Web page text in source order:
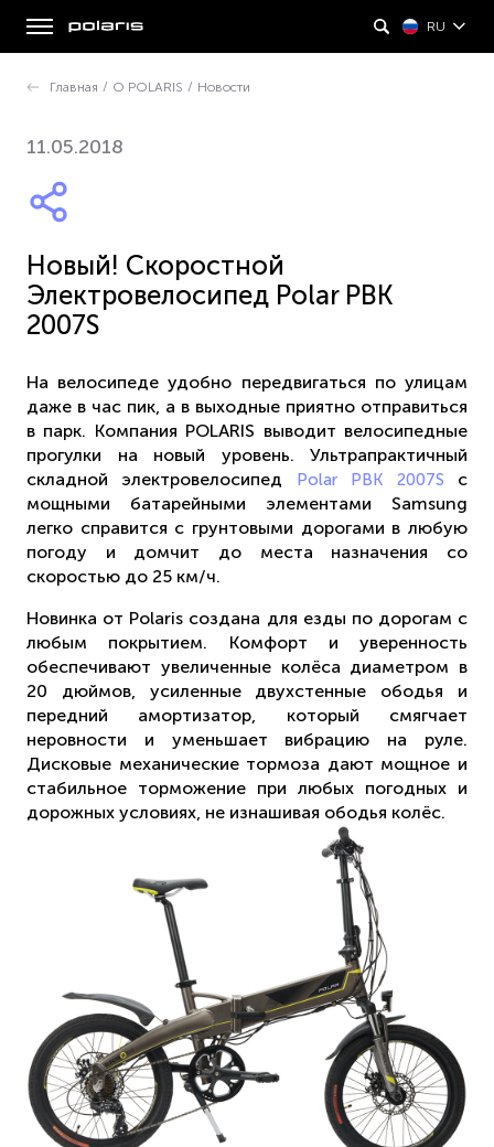
RU
Главная / О POLARIS / Новости
11.05.2018
Новый! Скоростной
Электровелосипед Polar PBK
2007S
На велосипеде удобно передвигаться по улицам
даже в час пик, а в выходные приятно отправиться
в парк. Компания POLARIS выводит велосипедные
прогулки на новый уровень. Ультрапрактичный
складной электровелосипед Polar PBK 2007S с
мощными батарейными элементами Samsung
легко справится с грунтовыми дорогами в любую
погоду и домчит до места назначения со
скоростью до 25 км/ч.
Новинка от Polaris создана для езды по дорогам с
любым покрытием. Комфорт и уверенность
обеспечивают увеличенные колёса диаметром в
20 дюймов, усиленные двухстенные ободья и
передний амортизатор, который смягчает
неровности и уменьшает вибрацию на руле.
Дисковые механические тормоза дают мощное и
стабильное торможение при любых погодных и
дорожных условиях, не изнашивая ободья колёс.